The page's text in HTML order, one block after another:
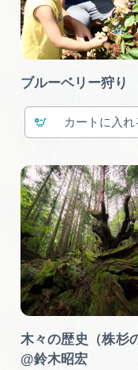
運営組織
広告掲載
サイトポリシー
ブルーベリー狩り
カート
木々の歴史（株杉
@鈴木昭宏